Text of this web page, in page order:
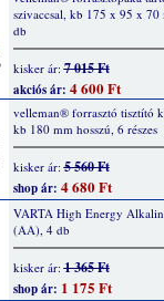
szivaccsal, kb 175 x 95 x 70
db
kisker ár:7 015 Ft
akciós ár: 4 600 Ft
velleman® forrasztó tisztító
kb 180 mm hosszú, 6 részes
kisker ár:5 560 Ft
shop ár: 4 680 Ft
VARTA High Energy
(AA), 4 db
kisker ár:1 365 Ft
shop ár: 1 175 Ft